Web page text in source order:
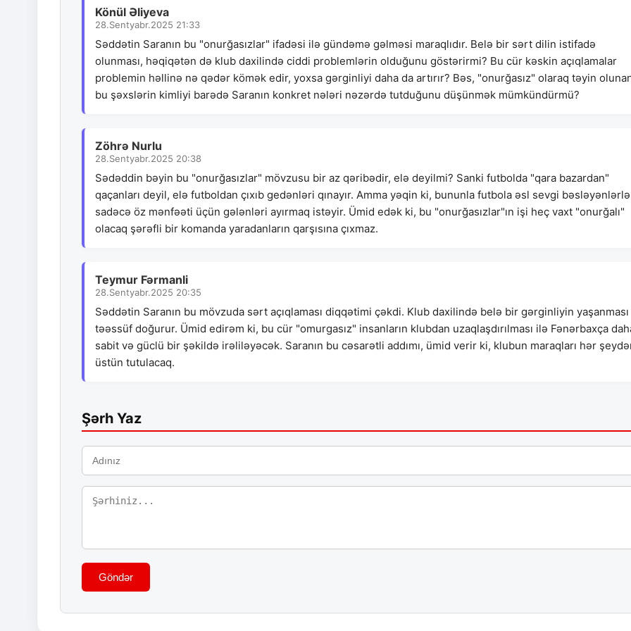
Könül Əliyeva
28.Sentyabr.2025 21:33
Səddətin Saranın bu "onurğasızlar" ifadəsi ilə gündəmə gəlməsi maraqlıdır. Belə bir sərt dilin istifadə
olunması, həqiqətən də klub daxilində ciddi problemlərin olduğunu göstərirmi? Bu cür kəskin açıqlamalar
problemin həllinə nə qədər kömək edir, yoxsa gərginliyi daha da artırır? Bəs, "onurğasız" olaraq təyin
bu şəxslərin kimliyi barədə Saranın konkret nələri nəzərdə tutduğunu düşünmək mümkündürmü?
Zöhrə Nurlu
28.Sentyabr.2025 20:38
Sədəddin bəyin bu "onurğasızlar" mövzusu bir az qəribədir, elə deyilmi? Sanki futbolda "qara bazardan"
qaçanları deyil, elə futboldan çıxıb gedənləri qınayır. Amma yəqin ki, bununla futbola əsl sevgi
sadəcə öz mənfəəti üçün gələnləri ayırmaq istəyir. Ümid edək ki, bu "onurğasızlar"ın işi heç vaxt "onurğalı"
olacaq şərəfli bir komanda yaradanların qarşısına çıxmaz.
Teymur Fərmanli
28.Sentyabr.2025 20:35
Səddətin Saranın bu mövzuda sərt açıqlaması diqqətimi çəkdi. Klub daxilində belə bir gərginliyin yaşanması
təəssüf doğurur. Ümid edirəm ki, bu cür "omurgasız" insanların klubdan uzaqlaşdırılması ilə Fənərbaxça
sabit və güclü bir şəkildə irəliləyəcək. Saranın bu cəsarətli addımı, ümid verir ki, klubun maraqları hər
üstün tutulacaq.
Şərh Yaz
Göndər